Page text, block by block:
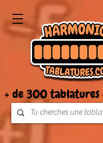
+ de 300 tablatures